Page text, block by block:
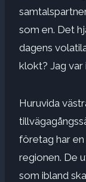
som en. Det
dagens
klokt? Jag
Huruvida
företag har
regionen. De
som ibland